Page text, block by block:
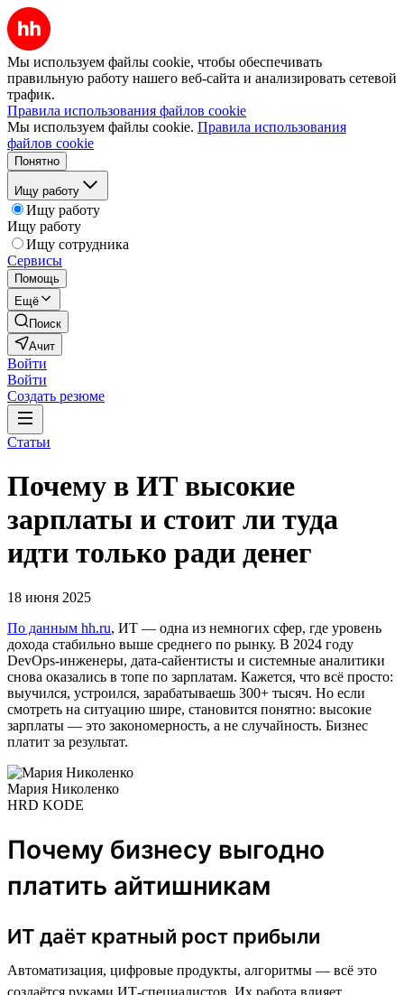
Мы используем файлы cookie, чтобы обеспечивать
правильную работу нашего веб-сайта и анализировать сетевой
трафик.
Правила использования файлов cookie
Мы используем файлы cookie. Правила использования
файлов cookie
Понятно
Ищу работу
Ищу работу
Ищу работу
Ищу сотрудника
Сервисы
Помощь
Ещё
Поиск
Ачит
Войти
Войти
Создать резюме
Статьи
Почему в ИТ высокие
зарплаты и стоит ли туда
идти только ради денег
18 июня 2025
По данным hh.ru, ИТ — одна из немногих сфер, где уровень
дохода стабильно выше среднего по рынку. В 2024 году
DevOps-инженеры, дата-сайентисты и системные аналитики
снова оказались в топе по зарплатам. Кажется, что всё просто:
выучился, устроился, зарабатываешь 300+ тысяч. Но если
смотреть на ситуацию шире, становится понятно: высокие
зарплаты — это закономерность, а не случайность. Бизнес
платит за результат.
Мария Николенко
HRD KODE
Почему бизнесу выгодно
платить айтишникам
ИТ даёт кратный рост прибыли
Автоматизация, цифровые продукты, алгоритмы — всё это
создаётся руками ИТ-специалистов. Их работа влияет